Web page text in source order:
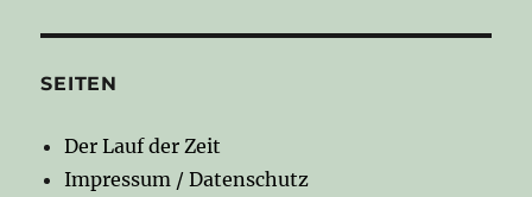
SEITEN
Der Lauf der Zeit
Impressum / Datenschutz